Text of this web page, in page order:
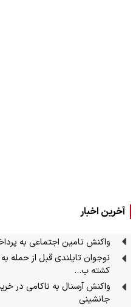
آخرین اخبار
واکنش تامین اجتماعی به
نوجوان تایلندی قبل از حمله
کشته ب…
جانشینی